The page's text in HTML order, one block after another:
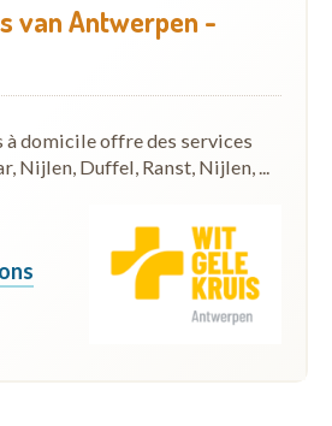
van Antwerpen -
à domicile offre des services
Nijlen, Duffel, Ranst, Nijlen, ...